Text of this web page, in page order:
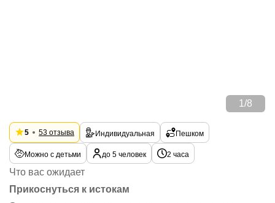
1 /8
5 53 отзыва Индивидуальная Пешком
Можно с детьми до 5 человек 2 часа
Что вас ожидает
Прикоснуться к истокам